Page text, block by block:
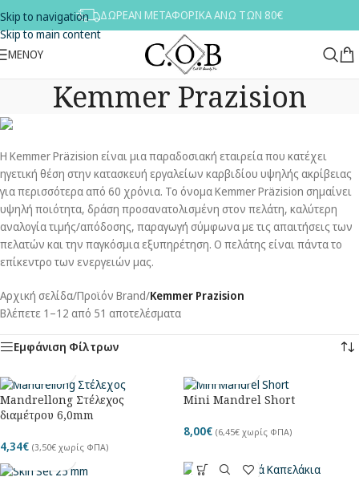
Skip to navigation
Skip to main content
ΔΩΡΕΑΝ ΜΕΤΑΦΟΡΙΚΑ ΑΝΩ ΤΩΝ 80€
ΜΕΝΟΥ
Kemmer Prazision
Η Kemmer Präzision είναι μια παραδοσιακή εταιρεία που κατέχει
ηγετική θέση στην κατασκευή εργαλείων καρβιδίου υψηλής ακρίβειας
για περισσότερα από 60 χρόνια. Το όνομα Kemmer Präzision σημαίνει
υψηλή ποιότητα, δράση προσανατολισμένη στον πελάτη, καλύτερη
αναλογία τιμής/απόδοσης, παραγωγή σύμφωνα με τις απαιτήσεις των
πελατών και την παγκόσμια εξυπηρέτηση. Ο πελάτης είναι πάντα το
επίκεντρο των ενεργειών μας.
Αρχική σελίδα/Προϊόν Brand/Kemmer Prazision
Βλέπετε 1–12 από 51 αποτελέσματα
Εμφάνιση Φίλτρων
Mandrellong Στέλεχος
διαμέτρου 6,0mm
4,34€ (3,50€ χωρίς ΦΠΑ)
Mini Mandrel Short
8,00€ (6,45€ χωρίς ΦΠΑ)